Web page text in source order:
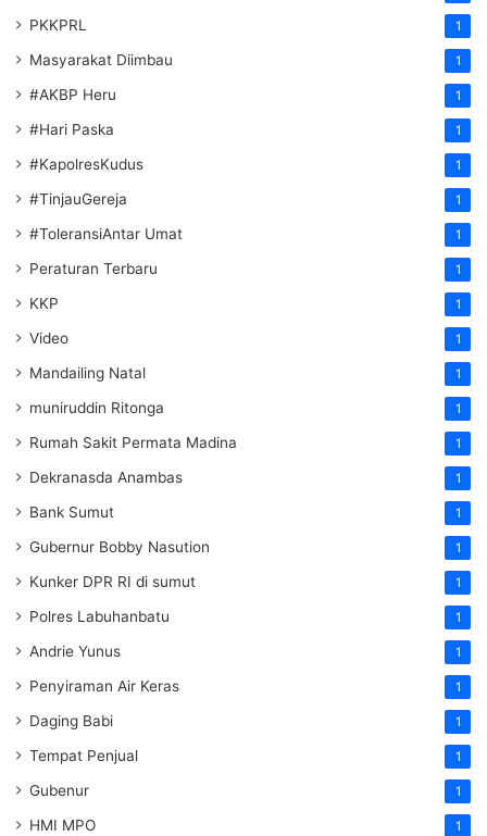
PKKPRL 1
Masyarakat Diimbau 1
#AKBP Heru 1
#Hari Paska 1
#KapolresKudus 1
#TinjauGereja 1
#ToleransiAntar Umat 1
Peraturan Terbaru 1
KKP 1
Video 1
Mandailing Natal 1
muniruddin Ritonga 1
Rumah Sakit Permata Madina 1
Dekranasda Anambas 1
Bank Sumut 1
Gubernur Bobby Nasution 1
Kunker DPR RI di sumut 1
Polres Labuhanbatu 1
Andrie Yunus 1
Penyiraman Air Keras 1
Daging Babi 1
Tempat Penjual 1
Gubenur 1
HMI MPO 1